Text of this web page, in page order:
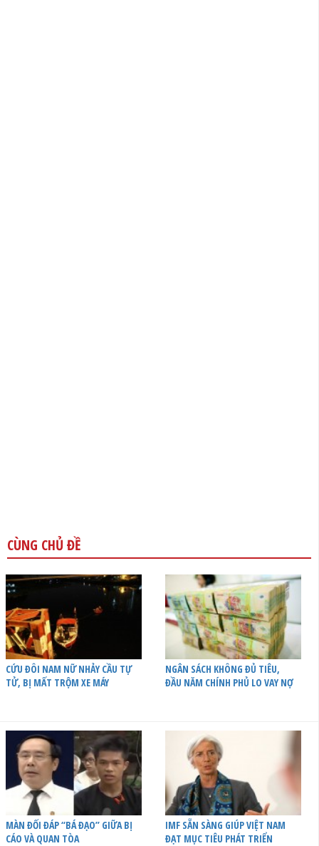
CÙNG CHỦ ĐỀ
CỨU ĐÔI NAM NỮ NHẢY CẦU TỰ
TỬ, BỊ MẤT TRỘM XE MÁY
NGÂN SÁCH KHÔNG ĐỦ TIÊU,
ĐẦU NĂM CHÍNH PHỦ LO VAY NỢ
MÀN ĐỐI ĐÁP “BÁ ĐẠO” GIỮA BỊ
CÁO VÀ QUAN TÒA
IMF SẴN SÀNG GIÚP VIỆT NAM
ĐẠT MỤC TIÊU PHÁT TRIỂN